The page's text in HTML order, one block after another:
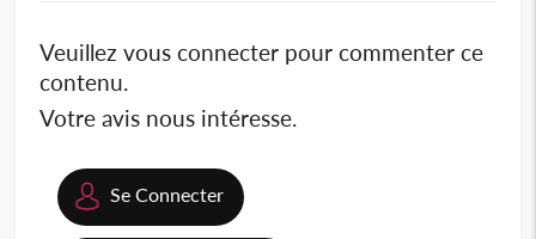
Veuillez vous connecter pour commenter ce
contenu.
Votre avis nous intéresse.
Se Connecter